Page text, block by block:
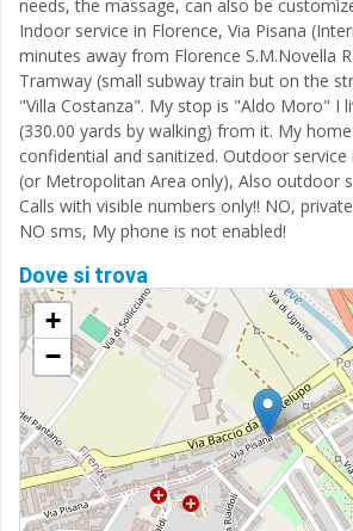
needs, the massage, can also be
Indoor service in Florence, Via Pisana
minutes away from Florence S.M.Novella
Tramway (small subway train but on the
"Villa Costanza". My stop is "Aldo Moro" I
(330.00 yards by walking) from it. My
confidential and sanitized. Outdoor service
(or Metropolitan Area only), Also outdoor
Calls with visible numbers only!! NO,
NO sms, My phone is not enabled!
Dove si trova
+
−